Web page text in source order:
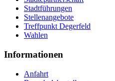
Stadtführungen
Stellenangebote
Treffpunkt Degerfeld
Wahlen
Informationen
Anfahrt